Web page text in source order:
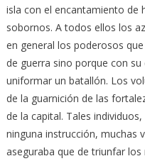
isla con el encantamiento de
sobornos. A todos ellos los
en general los poderosos
de guerra sino porque con
uniformar un batallón. Los
de la guarnición de las
de la capital. Tales
ninguna instrucción, muchas
aseguraba que de triunfar